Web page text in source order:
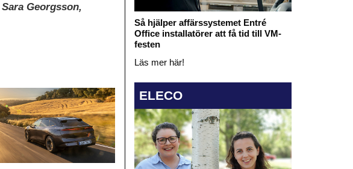
Sara Georgsson,
Så hjälper affärssystemet Entré
Office installatörer att få tid till VM-
festen
Läs mer här!
ELECO